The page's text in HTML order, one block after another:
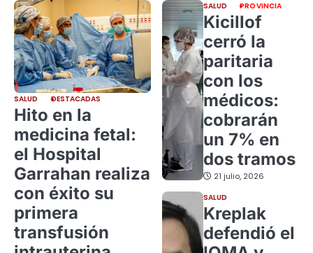
SALUD DESTACADAS
Hito en la
medicina fetal:
el Hospital
Garrahan realiza
con éxito su
primera
transfusión
SALUD PROVINCIA
Kicillof
cerró la
paritaria
con los
médicos:
cobrarán
un 7% en
dos tramos
21 julio, 2026
SALUD
Kreplak
defendió el